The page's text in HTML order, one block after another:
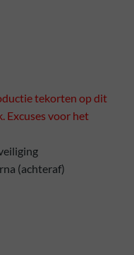
tekorten op dit
Excuses voor het
(achteraf)